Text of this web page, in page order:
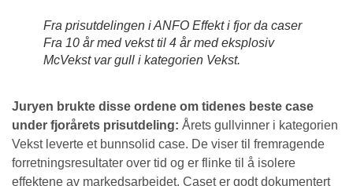
Fra prisutdelingen i ANFO Effekt i fjor da caser
Fra 10 år med vekst til 4 år med eksplosiv
McVekstvar gull i kategorien Vekst.
Juryen brukte disse ordene om tidenes beste case
under fjorårets prisutdeling: Årets gullvinner i kategorien
Vekst leverte et bunnsolid case. De viser til fremragende
forretningsresultater over tid og er flinke til å isolere
effektene av markedsarbeidet. Caset er godt dokumentert